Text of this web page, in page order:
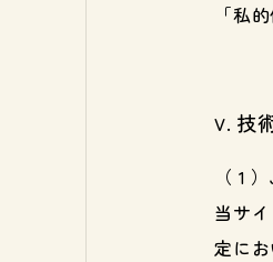
「私
技
当サ
定に